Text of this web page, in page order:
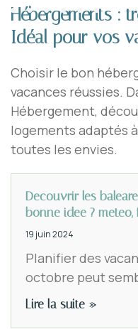
Hébergements :
Idéal pour vos
Choisir le bon
vacances réussies.
Hébergement,
logements adaptés
toutes les envies.
Decouvrir les
bonne idee ?
19 juin 2024
Planifier des
octobre peut
Lire la suite »